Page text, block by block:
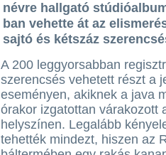
névre hallgató
ban vehette át az
sajtó és kétszáz
A 200 leggyorsabban
szerencsés vehetett részt a
eseményen, akiknek a java
órakor izgatottan várakozott
helyszínen. Legalább
tehették mindezt, hiszen az